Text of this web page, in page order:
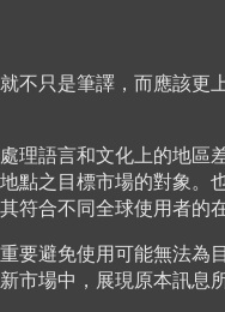
不只是筆譯，而應該更
理語言和文化上的地區
點之目標市場的對象。
符合不同全球使用者的在
要避免使用可能無法為
市場中，展現原本訊息